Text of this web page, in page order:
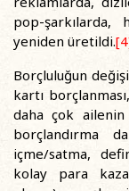
pop-
yeniden üretildi.
Borçluluğun
kartı
daha çok
borçlandırma
içme/satma,
kolay para